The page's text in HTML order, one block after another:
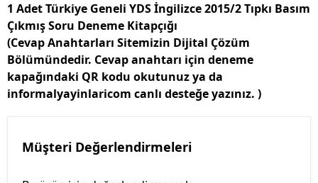
1 Adet Türkiye Geneli YDS İngilizce 2015/2 Tıpkı Basım
Çıkmış Soru Deneme Kitapçığı
(Cevap Anahtarları Sitemizin Dijital Çözüm
Bölümündedir. Cevap anahtarı için deneme
kapağındaki QR kodu okutunuz ya da
informalyayinlaricom canlı desteğe yazınız. )
Müşteri Değerlendirmeleri